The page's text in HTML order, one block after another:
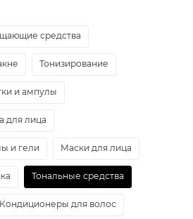
средства
Тонизирование
и ампулы
для лица
и гели Маски для лица
Тональные средства
Кондиционеры для волос